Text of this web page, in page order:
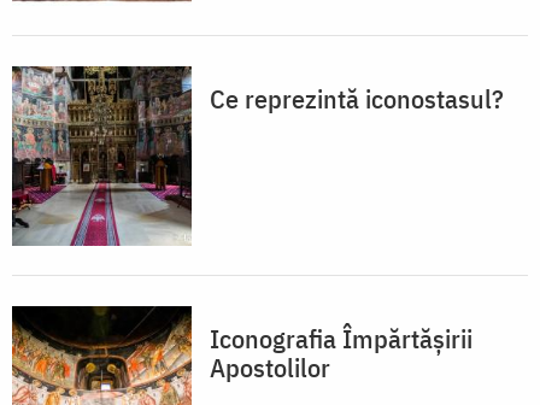
Ce reprezintă iconostasul?
Iconografia Împărtășirii
Apostolilor